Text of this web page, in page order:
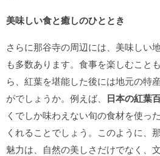
美味しい食と癒しのひととき
さらに那谷寺の周辺には、美味しい
も多数あります。食事を楽しむこと
ら、紅葉を堪能した後には地元の特
がでしょうか。例えば、 日本の紅葉
くでしか味わえない旬の食材を使っ
くれることでしょう。このように、
魅力は、自然の美しさだけでなく、